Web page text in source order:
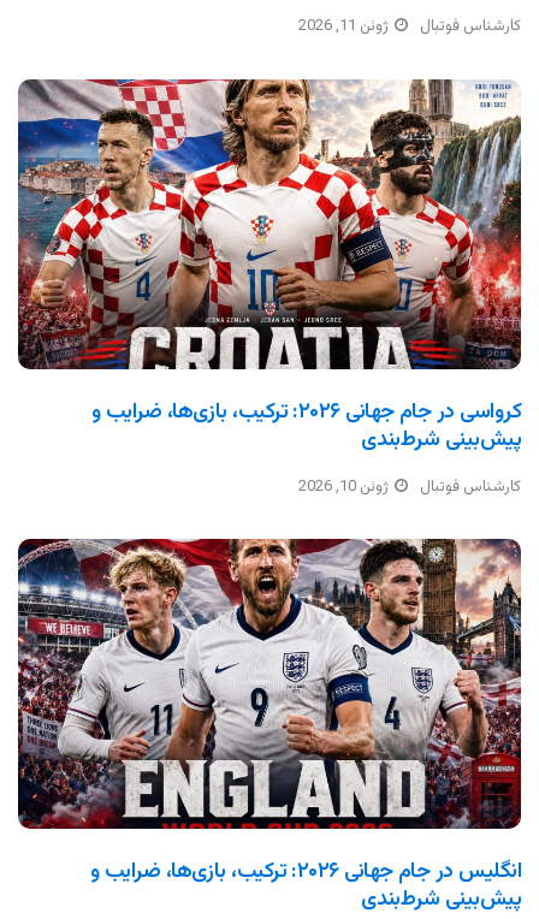
کارشناس فوتبال ژوئن 11, 2026
کرواسی در جام جهانی ۲۰۲۶: ترکیب، بازی‌ها، ضرایب و
پیش‌بینی شرط‌بندی
کارشناس فوتبال ژوئن 10, 2026
انگلیس در جام جهانی ۲۰۲۶: ترکیب، بازی‌ها، ضرایب و
پیش‌بینی شرط‌بندی